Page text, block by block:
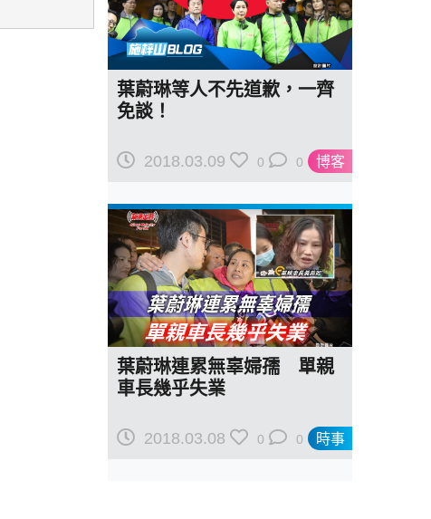
博客
葉蔚琳等人不先道歉，一齊
免談！
2018.03.09 0 0
時事
葉蔚琳連累無辜婦孺 單親
車長幾乎失業
2018.03.08 0 0